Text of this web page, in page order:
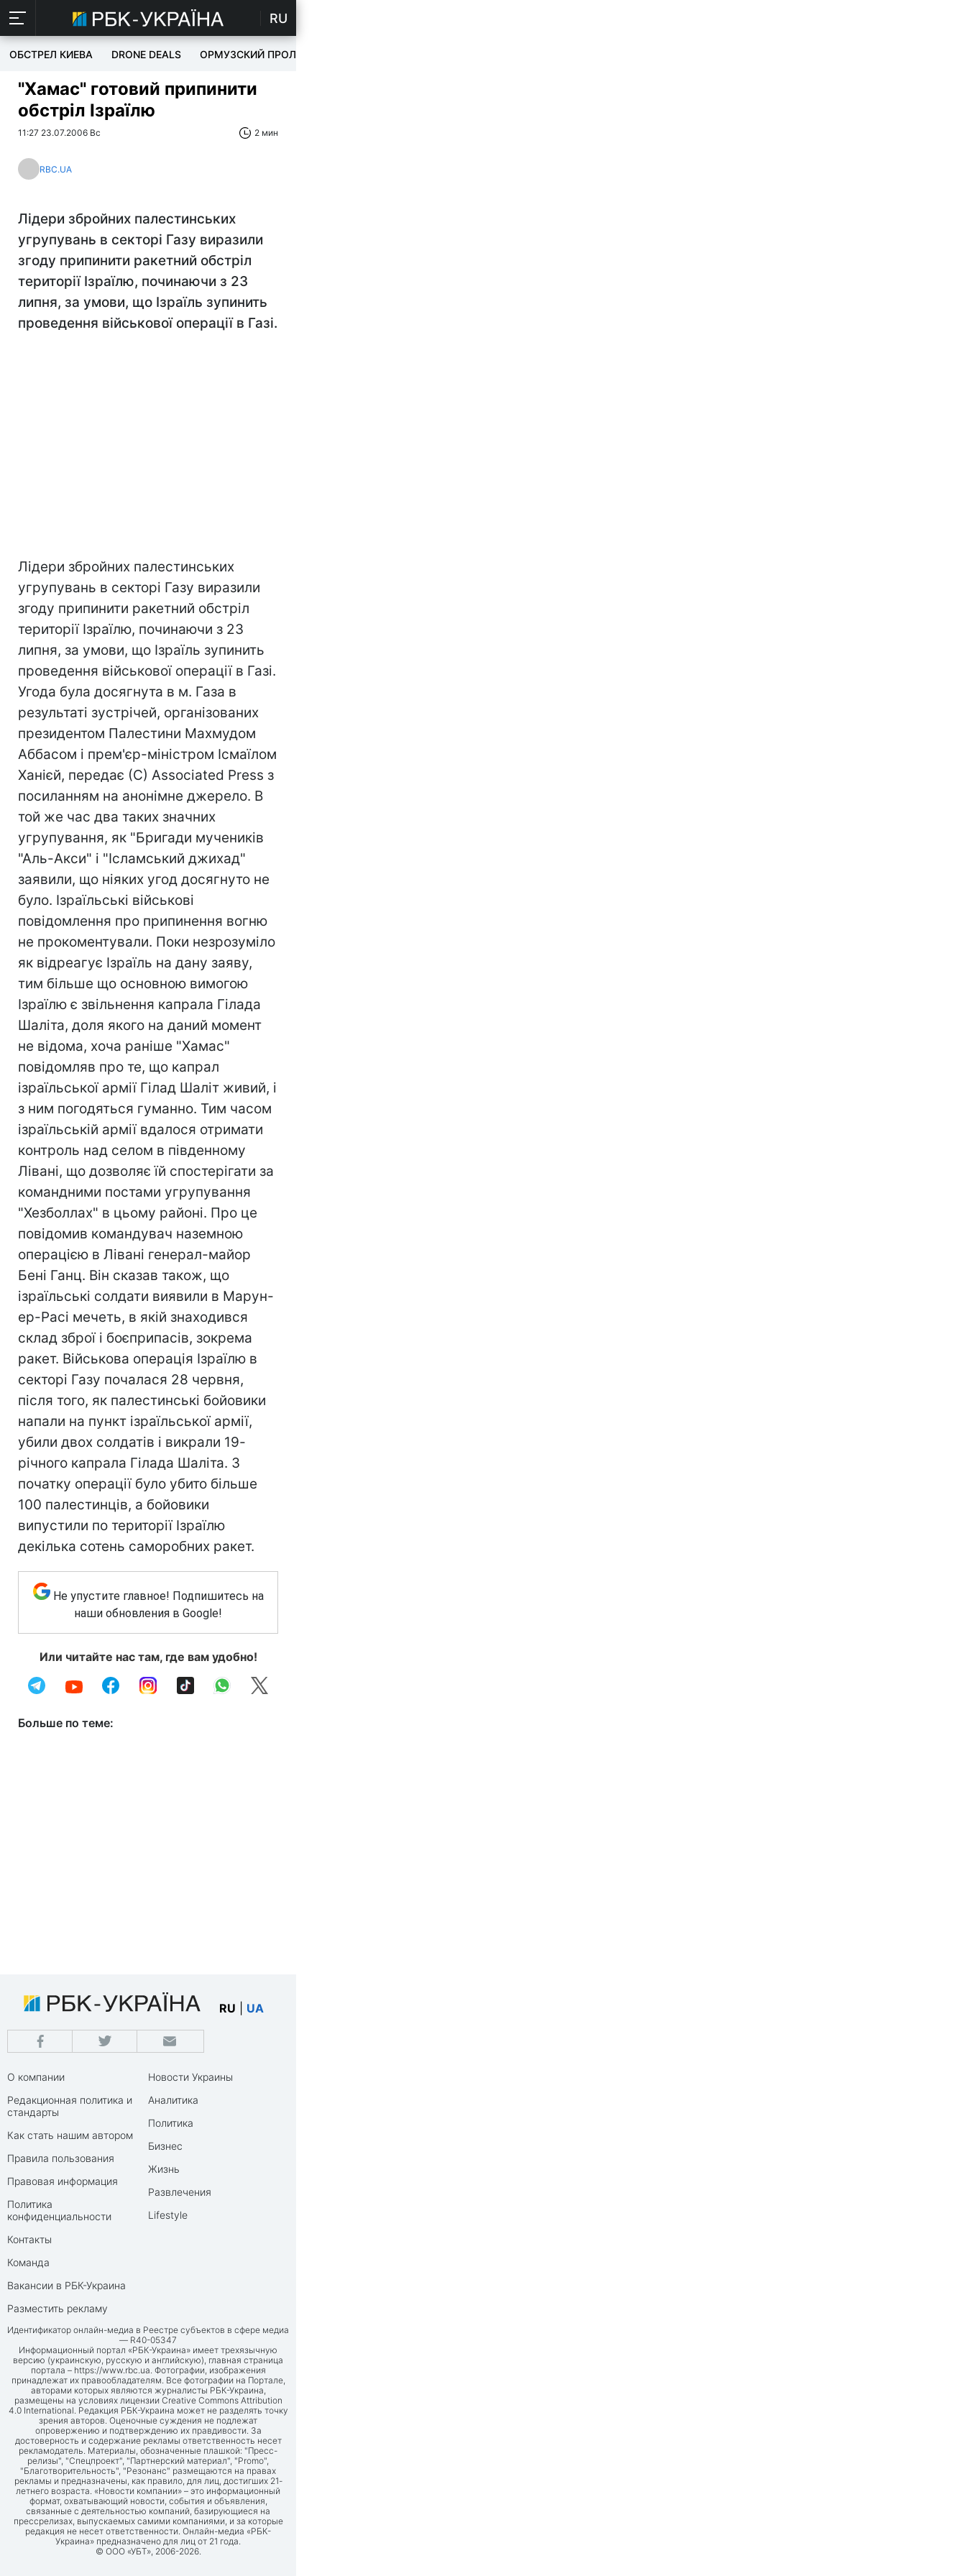
RU
ОБСТРЕЛ КИЕВА DRONE DEALS ОРМУЗСКИЙ ПРОЛИВ
"Хамас" готовий припинити
обстріл Ізраїлю
11:27 23.07.2006 Вс 2 мин
RBC.UA
Лідери збройних палестинських
угрупувань в секторі Газу виразили
згоду припинити ракетний обстріл
території Ізраїлю, починаючи з 23
липня, за умови, що Ізраїль зупинить
проведення військової операції в Газі.
Лідери збройних палестинських
угрупувань в секторі Газу виразили
згоду припинити ракетний обстріл
території Ізраїлю, починаючи з 23
липня, за умови, що Ізраїль зупинить
проведення військової операції в Газі.
Угода була досягнута в м. Газа в
результаті зустрічей, організованих
президентом Палестини Махмудом
Аббасом і прем'єр-міністром Ісмаїлом
Ханієй, передає (С) Associated Press з
посиланням на анонімне джерело. В
той же час два таких значних
угрупування, як "Бригади мучеників
"Аль-Акси" і "Ісламський джихад"
заявили, що ніяких угод досягнуто не
було. Ізраїльські військові
повідомлення про припинення вогню
не прокоментували. Поки незрозуміло
як відреагує Ізраїль на дану заяву,
тим більше що основною вимогою
Ізраїлю є звільнення капрала Гілада
Шаліта, доля якого на даний момент
не відома, хоча раніше "Хамас"
повідомляв про те, що капрал
ізраїльської армії Гілад Шаліт живий, і
з ним погодяться гуманно. Тим часом
ізраїльській армії вдалося отримати
контроль над селом в південному
Лівані, що дозволяє їй спостерігати за
командними постами угрупування
"Хезболлах" в цьому районі. Про це
повідомив командувач наземною
операцією в Лівані генерал-майор
Бені Ганц. Він сказав також, що
ізраїльські солдати виявили в Марун-
ер-Расі мечеть, в якій знаходився
склад зброї і боєприпасів, зокрема
ракет. Військова операція Ізраїлю в
секторі Газу почалася 28 червня,
після того, як палестинські бойовики
напали на пункт ізраїльської армії,
убили двох солдатів і викрали 19-
річного капрала Гілада Шаліта. З
початку операції було убито більше
100 палестинців, а бойовики
випустили по території Ізраїлю
декілька сотень саморобних ракет.
Не упустите главное! Подпишитесь на
наши обновления в Google!
Или читайте нас там, где вам удобно!
Больше по теме:
RU UA
О компании
Редакционная политика и
стандарты
Как стать нашим автором
Правила пользования
Правовая информация
Политика
конфиденциальности
Контакты
Команда
Вакансии в РБК-Украина
Разместить рекламу
Новости Украины
Аналитика
Политика
Бизнес
Жизнь
Развлечения
Lifestyle
Идентификатор онлайн-медиа в Реестре субъектов в сфере медиа
— R40-05347
Информационный портал «РБК-Украина» имеет трехязычную
версию (украинскую, русскую и английскую), главная страница
портала – https://www.rbc.ua. Фотографии, изображения
принадлежат их правообладателям. Все фотографии на Портале,
авторами которых являются журналисты РБК-Украина,
размещены на условиях лицензии Creative Commons Attribution
4.0 International. Редакция РБК-Украина может не разделять точку
зрения авторов. Оценочные суждения не подлежат
опровержению и подтверждению их правдивости. За
достоверность и содержание рекламы ответственность несет
рекламодатель. Материалы, обозначенные плашкой: "Пресс-
релизы", "Спецпроект", "Партнерский материал", "Promo",
"Благотворительность", "Резонанс" размещаются на правах
рекламы и предназначены, как правило, для лиц, достигших 21-
летнего возраста. «Новости компании» – это информационный
формат, охватывающий новости, события и объявления,
связанные с деятельностью компаний, базирующиеся на
прессрелизах, выпускаемых самими компаниями, и за которые
редакция не несет ответственности. Онлайн-медиа «РБК-
Украина» предназначено для лиц от 21 года.
© ООО «УБТ», 2006-2026.